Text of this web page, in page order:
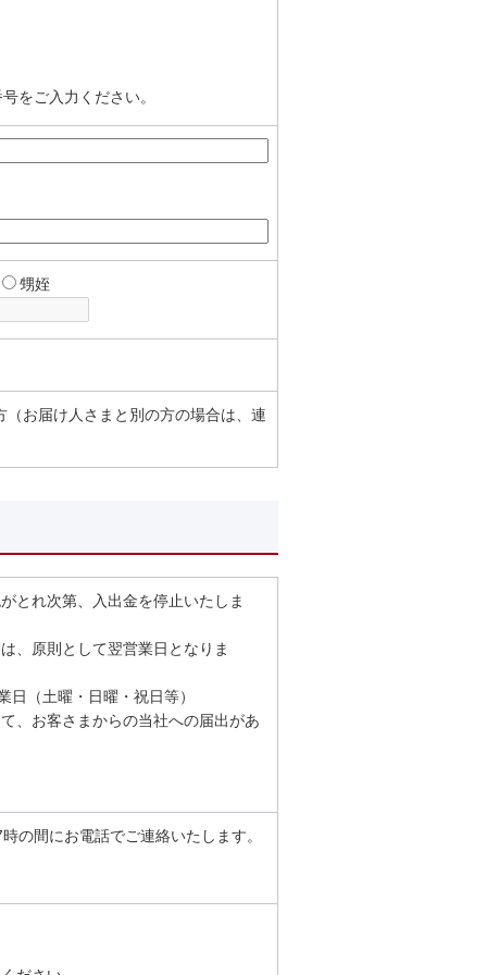
をご入力ください。
甥姪
（お届け人さまと別の方の場合は、連
とれ次第、入出金を停止いたしま
、原則として翌営業日となりま
（土曜・日曜・祝日等）
、お客さまからの当社への届出があ
の間にお電話でご連絡いたします。